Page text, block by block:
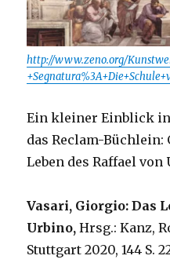
http://www.zeno.org/
Ein kleiner Einblick in
das Reclam-Büchlein:
Leben des Raffael von
Vasari, Giorgio: Das
Urbino,Hrsg.: Kanz,
Stuttgart 2020, 144 S.